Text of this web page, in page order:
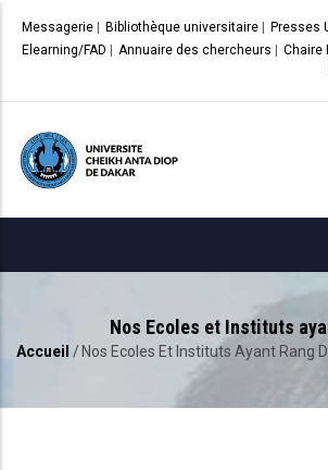
principal
Messagerie Bibliothèque universitaire Presses
Elearning/FAD
Annuaire des chercheurs Chaire
Nos Ecoles et Instituts
d'Ariane
Accueil / Nos Ecoles Et Instituts Ayant Rang